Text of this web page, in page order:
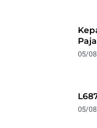
05/
05/